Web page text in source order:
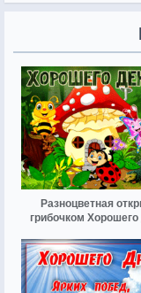
Разноцветная
грибочком Хорошего